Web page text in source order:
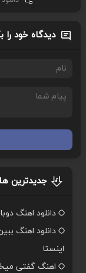
دیدگاه خود را
جدیدترین ها
دانلود اهنگ
دانلود اهنگ
اینستا
اهنگ گفتی